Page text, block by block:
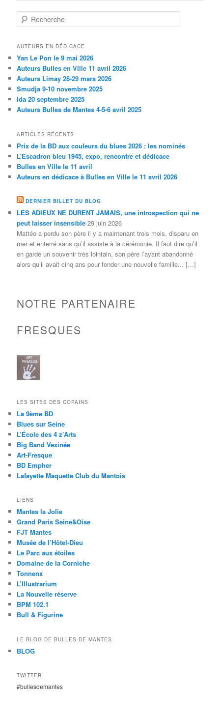
Recherche
AUTEURS EN DÉDICACE
Yan Le Pon le 9 mai 2026
Auteurs Bulles en Ville 11 avril 2026
Auteurs Limay 28-29 mars 2026
Smudja 9-10 novembre 2025
Ida 20 septembre 2025
Auteurs Bulles de Mantes 4-5-6 avril 2025
ARTICLES RÉCENTS
Prix de la BD aux couleurs du blues 2026 : les nominés
L’Escadron bleu 1945, expo, rencontre et dédicace
Bulles en Ville le 11 avril
Auteurs en dédicace à Bulles en Ville le 11 avril 2026
DERNIER BILLET DU BLOG
LES ADIEUX NE DURENT JAMAIS, une introspection qui ne
peut laisser insensible 29 juin 2026
Mattéo a perdu son père il y a maintenant trois mois, disparu en
mer et enterré sans qu’il assiste à la cérémonie. Il faut dire qu’il
en garde un souvenir très lointain, son père l’ayant abandonné
alors qu’il avait cinq ans pour fonder une nouvelle famille... […]
NOTRE PARTENAIRE
FRESQUES
LES SITES DES COPAINS
La 9ème BD
Blues sur Seine
L’École des 4 z’Arts
Big Band Vexinée
Art-Fresque
BD Empher
Lafayette Maquette Club du Mantois
LIENS
Mantes la Jolie
Grand Paris Seine&Oise
FJT Mantes
Musée de l’Hôtel-Dieu
Le Parc aux étoiles
Domaine de la Corniche
Tonnenx
L’Illustrarium
La Nouvelle réserve
BPM 102.1
Bull & Figurine
LE BLOG DE BULLES DE MANTES
BLOG
TWITTER
#bullesdemantes